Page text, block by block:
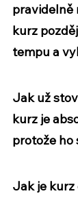
pravidelně
kurz
tempu a
Jak už
kurz je
protože
Jak je kurz